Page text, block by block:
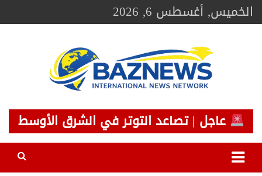
Skip
toالخميس, أغسطس 6, 2026
BAZNEWS
شبكة باز الإخبارية
عاجل | تصاعد التوتر في الشرق الأوسط